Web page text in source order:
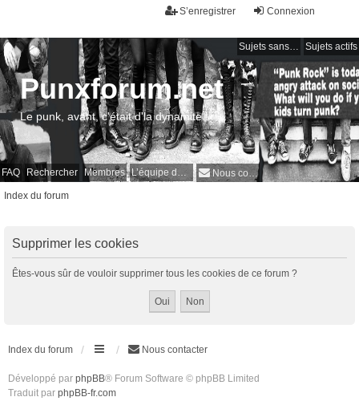
Connexion
S’enregistrer
Sujets sans réponse Sujets actifs
FAQ Rechercher Membres L’équipe du forum Nous contacter
Punxforum.net
Le punk, avant, c'était d'la dynamite !
Index du forum
Supprimer les cookies
Êtes-vous sûr de vouloir supprimer tous les cookies de ce forum ?
Index du forum Nous contacter
Développé par phpBB® Forum Software © phpBB Limited
Traduit par phpBB-fr.com